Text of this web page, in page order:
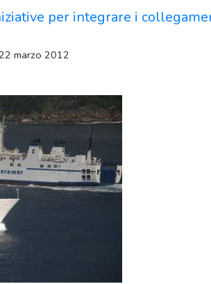
per integrare i
marzo 2012